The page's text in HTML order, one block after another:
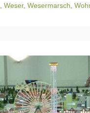
Weser, Wesermarsch